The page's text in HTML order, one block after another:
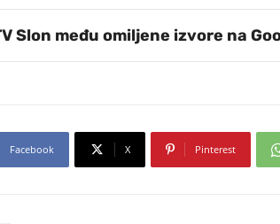
Slon među omiljene izvore na
Facebook X Pinterest